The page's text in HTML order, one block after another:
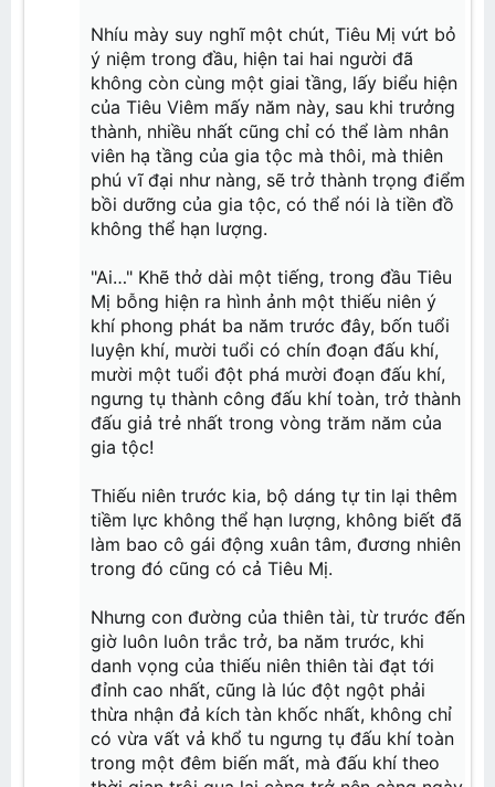
Nhíu mày suy nghĩ một chút, Tiêu Mị vứt bỏ
ý niệm trong đầu, hiện tai hai người đã
không còn cùng một giai tầng, lấy biểu hiện
của Tiêu Viêm mấy năm này, sau khi trưởng
thành, nhiều nhất cũng chỉ có thể làm nhân
viên hạ tầng của gia tộc mà thôi, mà thiên
phú vĩ đại như nàng, sẽ trở thành trọng điểm
bồi dưỡng của gia tộc, có thể nói là tiền đồ
không thể hạn lượng.
"Ai…" Khẽ thở dài một tiếng, trong đầu Tiêu
Mị bỗng hiện ra hình ảnh một thiếu niên ý
khí phong phát ba năm trước đây, bốn tuổi
luyện khí, mười tuổi có chín đoạn đấu khí,
mười một tuổi đột phá mười đoạn đấu khí,
ngưng tụ thành công đấu khí toàn, trở thành
đấu giả trẻ nhất trong vòng trăm năm của
gia tộc!
Thiếu niên trước kia, bộ dáng tự tin lại thêm
tiềm lực không thể hạn lượng, không biết đã
làm bao cô gái động xuân tâm, đương nhiên
trong đó cũng có cả Tiêu Mị.
Nhưng con đường của thiên tài, từ trước đến
giờ luôn luôn trắc trở, ba năm trước, khi
danh vọng của thiếu niên thiên tài đạt tới
đỉnh cao nhất, cũng là lúc đột ngột phải
thừa nhận đả kích tàn khốc nhất, không chỉ
có vừa vất vả khổ tu ngưng tụ đấu khí toàn
trong một đêm biến mất, mà đấu khí theo